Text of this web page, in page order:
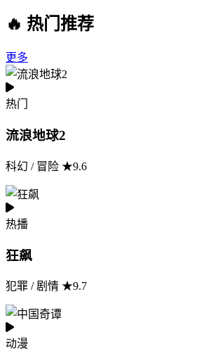
🔥 热门推荐
更多
热门
流浪地球2
科幻 / 冒险 ★9.6
热播
狂飙
犯罪 / 剧情 ★9.7
动漫